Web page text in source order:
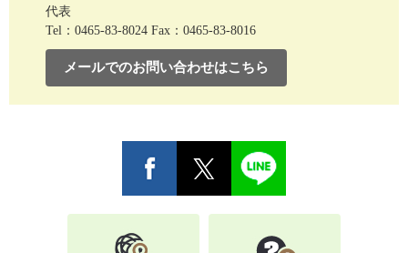
代表
Tel：0465-83-8024 Fax：0465-83-8016
メールでのお問い合わせはこちら